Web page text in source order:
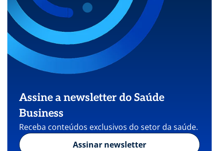
Assine a newsletter do Saúde
Business
Receba conteúdos exclusivos do setor da saúde.
Assinar newsletter